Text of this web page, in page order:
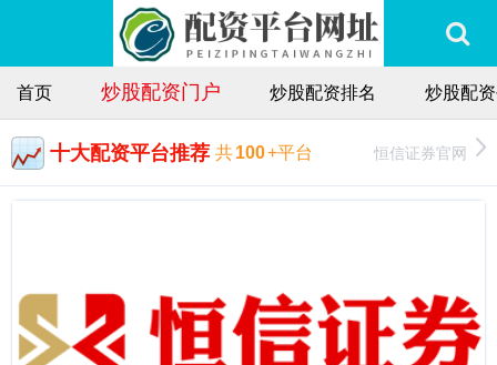
首页 炒股配资门户 炒股配资排名 炒股配
十大配资平台推荐 共100+平台 恒信证券官网